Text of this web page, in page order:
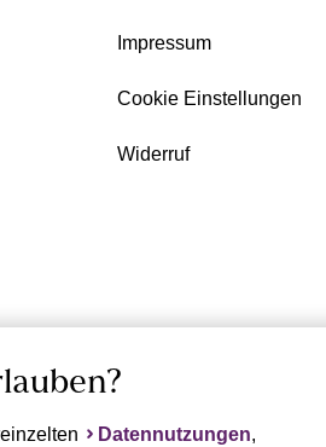
Impressum
Cookie Einstellungen
Widerruf
Datennutzungen,